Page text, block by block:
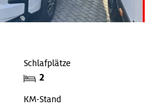
Schlafplätze
2
KM-Stand